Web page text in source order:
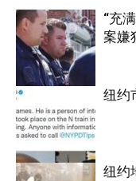
纽约
“充
案嫌
纽约
纽约